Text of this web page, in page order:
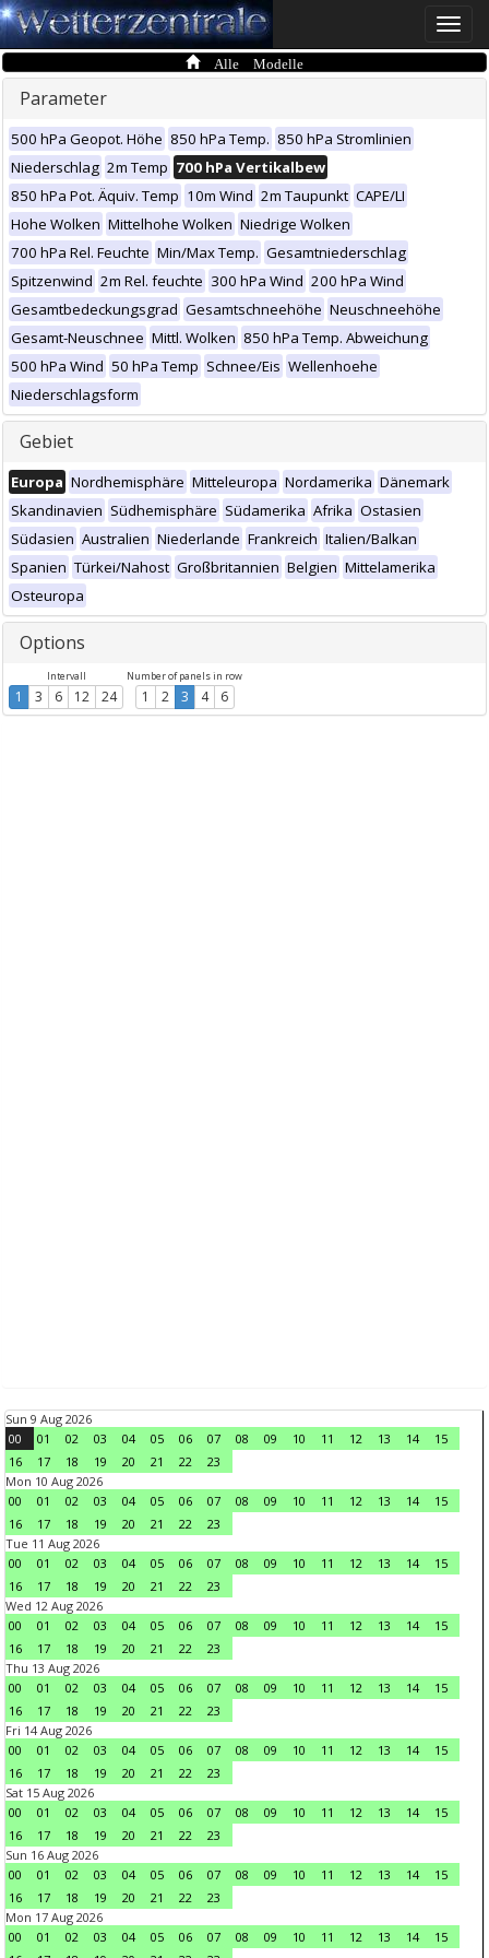
Toggle
Alle Modelle
Parameter
500 hPa Geopot. Höhe 850 hPa Temp. 850 hPa Stromlinien
Niederschlag 2m Temp 700 hPa Vertikalbew
850 hPa Pot. Äquiv. Temp 10m Wind 2m Taupunkt CAPE/LI
Hohe Wolken Mittelhohe Wolken Niedrige Wolken
700 hPa Rel. Feuchte Min/Max Temp. Gesamtniederschlag
Spitzenwind 2m Rel. feuchte 300 hPa Wind 200 hPa Wind
Gesamtbedeckungsgrad Gesamtschneehöhe Neuschneehöhe
Gesamt-Neuschnee Mittl. Wolken 850 hPa Temp. Abweichung
500 hPa Wind 50 hPa Temp Schnee/Eis Wellenhoehe
Niederschlagsform
Gebiet
Europa Nordhemisphäre Mitteleuropa Nordamerika Dänemark
Skandinavien Südhemisphäre Südamerika Afrika Ostasien
Südasien Australien Niederlande Frankreich Italien/Balkan
Spanien Türkei/Nahost Großbritannien Belgien Mittelamerika
Osteuropa
Options
Intervall
1 3 6 12 24
Number of panels in row
1 2 3 4 6
Sun 9 Aug 2026
00
01 02 03 04 05 06 07 08 09 10 11 12 13 14
15
16
17 18 19 20 21 22
23
Mon 10 Aug 2026
00
01 02 03 04 05 06 07 08 09 10 11 12 13 14
15
16
17 18 19 20 21 22
23
Tue 11 Aug 2026
00
01 02 03 04 05 06 07 08 09 10 11 12 13 14
15
16
17 18 19 20 21 22
23
Wed 12 Aug 2026
00
01 02 03 04 05 06 07 08 09 10 11 12 13 14
15
16
17 18 19 20 21 22
23
Thu 13 Aug 2026
00
01 02 03 04 05 06 07 08 09 10 11 12 13 14
15
16
17 18 19 20 21 22
23
Fri 14 Aug 2026
00
01 02 03 04 05 06 07 08 09 10 11 12 13 14
15
16
17 18 19 20 21 22
23
Sat 15 Aug 2026
00
01 02 03 04 05 06 07 08 09 10 11 12 13 14
15
16
17 18 19 20 21 22
23
Sun 16 Aug 2026
00
01 02 03 04 05 06 07 08 09 10 11 12 13 14
15
16
17 18 19 20 21 22
23
Mon 17 Aug 2026
00
01 02 03 04 05 06 07 08 09 10 11 12 13 14
15